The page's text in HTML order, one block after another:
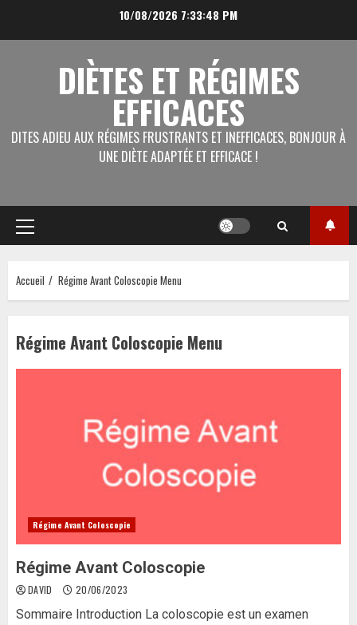
10/08/2026 7:33:48 PM
DIÈTES ET RÉGIMES
EFFICACES
DITES ADIEU AUX RÉGIMES FRUSTRANTS ET INEFFICACES, BONJOUR À
UNE DIÈTE ADAPTÉE ET EFFICACE !
Menu
principal
Accueil Régime Avant Coloscopie Menu
Régime Avant Coloscopie Menu
Régime Avant Coloscopie
Régime Avant Coloscopie
DAVID 20/06/2023
Sommaire Introduction La coloscopie est un examen